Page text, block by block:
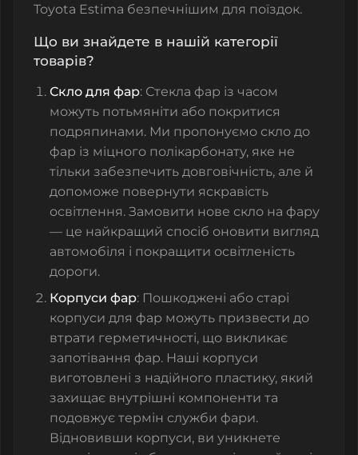
Toyota Estima безпечнішим для поїздок.
Що ви знайдете в нашій категорії
товарів?
Скло для фар: Стекла фар із часом
можуть потьмяніти або покритися
подряпинами. Ми пропонуємо скло до
фар із міцного полікарбонату, яке не
тільки забезпечить довговічність, але й
допоможе повернути яскравість
освітлення. Замовити нове скло на фару
— це найкращий спосіб оновити вигляд
автомобіля і покращити освітленість
дороги.
Корпуси фар: Пошкоджені або старі
корпуси для фар можуть призвести до
втрати герметичності, що викликає
запотівання фар. Наші корпуси
виготовлені з надійного пластику, який
захищає внутрішні компоненти та
подовжує термін служби фари.
Відновивши корпуси, ви уникнете